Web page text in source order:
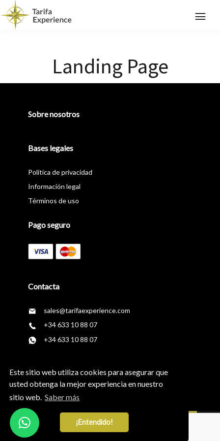
Este sitio web utiliza cookies para asegurar que
usted obtenga la mejor experiencia en nuestro
sitio web. Saber más
¡Entendido!
Landing Page
Sobre nosotros
Bases legales
Política de privacidad
Información legal
Términos de uso
Pago seguro
Contacta
sales@tarifaexperience.com
+34 633 10 88 07
+34 633 10 88 07
Newsletter